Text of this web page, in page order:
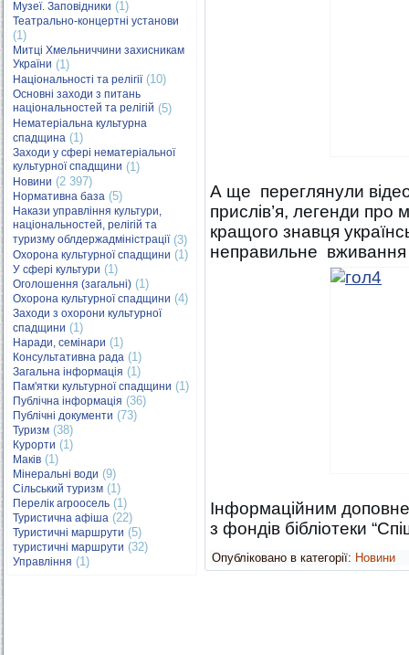
Музеї. Заповідники (1)
Театрально-концертні установи
(1)
Митці Хмельниччини захисникам
України (1)
Національності та релігії(10)
Основні заходи з питань
національностей та релігій (5)
Нематеріальна культурна
спадщина (1)
Заходи у сфері нематеріальної
культурної спадщини (1)
Новини (2 397)
Нормативна база (5)
Накази управління культури,
національностей, релігій та
туризму облдержадміністрації(3)
Охорона культурної спадщини (1)
У сфері культури (1)
Оголошення (загальні) (1)
Охорона культурної спадщини (4)
Заходи з охорони культурної
спадщини (1)
Наради, семінари (1)
Консультативна рада (1)
Загальна інформація (1)
Пам'ятки культурної спадщини (1)
Публічна інформація (36)
Публічні документи (73)
Туризм (38)
Курорти (1)
Маків (1)
Мінеральні води (9)
Сільський туризм (1)
Перелік агроосель (1)
Туристична афіша (22)
Туристичні маршрути (5)
туристичні маршрути (32)
Управління (1)
А ще переглянули
прислів’я, легенди про
кращого знавця
неправильне вживання
Інформаційним
з фондів бібліотеки
Опубліковано в категорії: Новини